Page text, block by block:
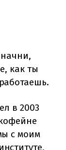
как ты
в 2003
с моим